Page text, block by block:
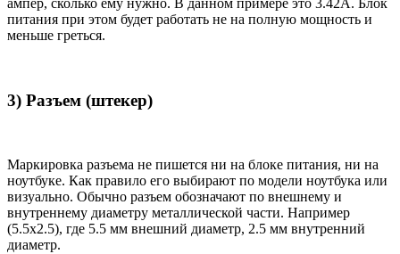
питания при этом будет работать не на полную мощность и
меньше греться.
3) Разъем (штекер)
Маркировка разъема не пишется ни на блоке питания, ни на
ноутбуке. Как правило его выбирают по модели ноутбука или
визуально. Обычно разъем обозначают по внешнему и
внутреннему диаметру металлической части. Например
(5.5x2.5), где 5.5 мм внешний диаметр, 2.5 мм внутренний
диаметр.